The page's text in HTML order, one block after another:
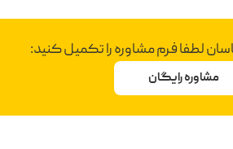
لطفا فرم مشاوره را تکمیل کنید:
مشاوره رایگان